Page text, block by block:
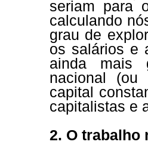
seriam para
calculando
grau de
os salários e
ainda mais
nacional (ou
capital
capitalistas e
2. O trabalho